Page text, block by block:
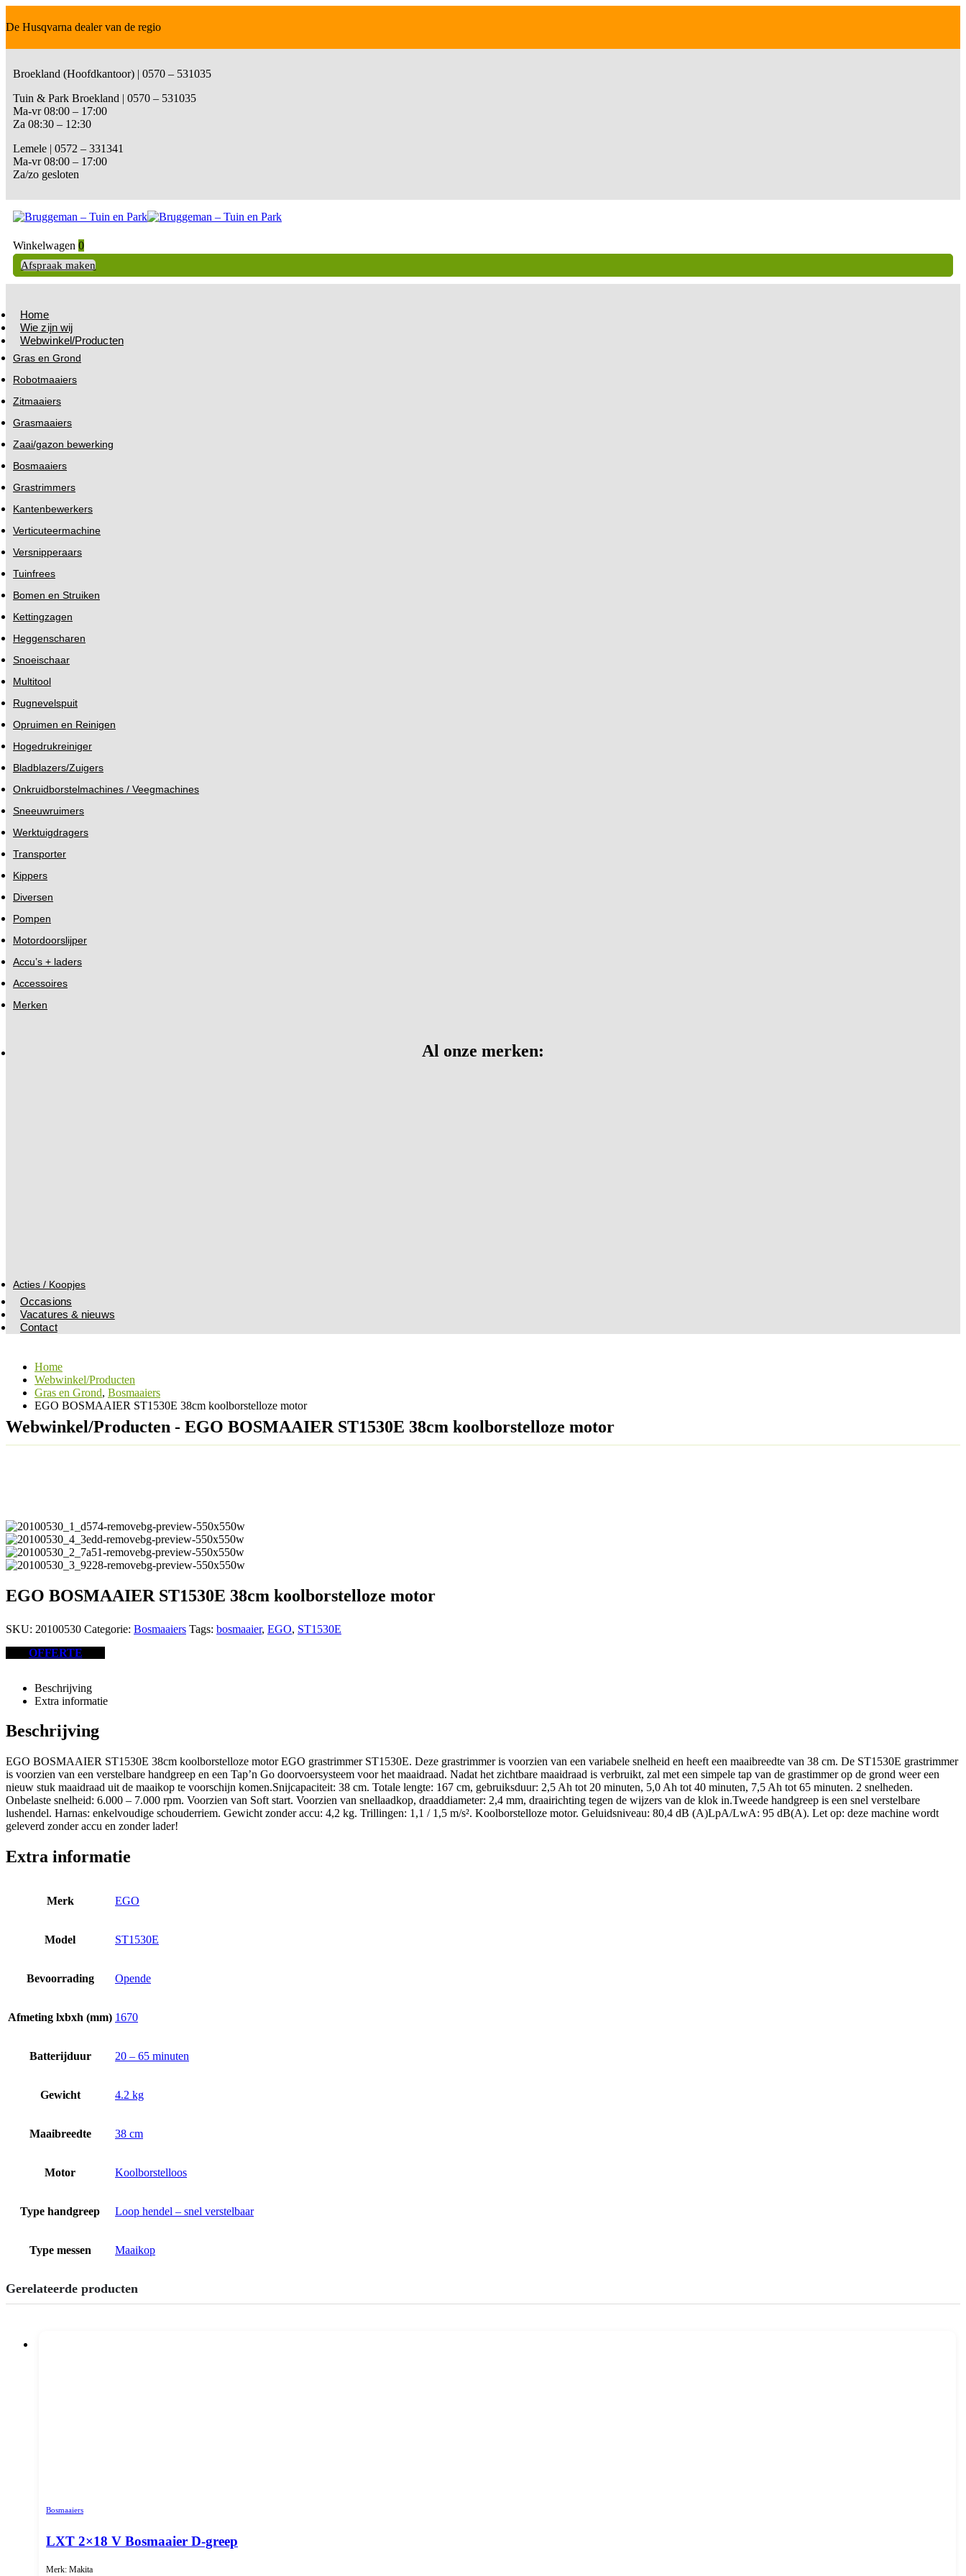
De Husqvarna dealer van de regio
Broekland (Hoofdkantoor) | 0570 – 531035
Tuin & Park Broekland | 0570 – 531035
Ma-vr 08:00 – 17:00
Za 08:30 – 12:30
Lemele | 0572 – 331341
Ma-vr 08:00 – 17:00
Za/zo gesloten
Winkelwagen 0
Afspraak maken
Home
Wie zijn wij
Webwinkel/Producten
Gras en Grond
Robotmaaiers
Zitmaaiers
Grasmaaiers
Zaai/gazon bewerking
Bosmaaiers
Grastrimmers
Kantenbewerkers
Verticuteermachine
Versnipperaars
Tuinfrees
Bomen en Struiken
Kettingzagen
Heggenscharen
Snoeischaar
Multitool
Rugnevelspuit
Opruimen en Reinigen
Hogedrukreiniger
Bladblazers/Zuigers
Onkruidborstelmachines / Veegmachines
Sneeuwruimers
Werktuigdragers
Transporter
Kippers
Diversen
Pompen
Motordoorslijper
Accu’s + laders
Accessoires
Merken
Al onze merken:
Acties / Koopjes
Occasions
Vacatures & nieuws
Contact
Home
Webwinkel/Producten
Gras en Grond, Bosmaaiers
EGO BOSMAAIER ST1530E 38cm koolborstelloze motor
Webwinkel/Producten - EGO BOSMAAIER ST1530E 38cm koolborstelloze motor
EGO BOSMAAIER ST1530E 38cm koolborstelloze motor
SKU: 20100530 Categorie: Bosmaaiers Tags: bosmaaier, EGO, ST1530E
OFFERTE
Beschrijving
Extra informatie
Beschrijving
EGO BOSMAAIER ST1530E 38cm koolborstelloze motor EGO grastrimmer ST1530E. Deze grastrimmer is voorzien van een variabele snelheid en heeft een maaibreedte van 38 cm. De ST1530E grastrimmer
is voorzien van een verstelbare handgreep en een Tap’n Go doorvoersysteem voor het maaidraad. Nadat het zichtbare maaidraad is verbruikt, zal met een simpele tap van de grastimmer op de grond weer een
nieuw stuk maaidraad uit de maaikop te voorschijn komen.Snijcapaciteit: 38 cm. Totale lengte: 167 cm, gebruiksduur: 2,5 Ah tot 20 minuten, 5,0 Ah tot 40 minuten, 7,5 Ah tot 65 minuten. 2 snelheden.
Onbelaste snelheid: 6.000 – 7.000 rpm. Voorzien van Soft start. Voorzien van snellaadkop, draaddiameter: 2,4 mm, draairichting tegen de wijzers van de klok in.Tweede handgreep is een snel verstelbare
lushendel. Harnas: enkelvoudige schouderriem. Gewicht zonder accu: 4,2 kg. Trillingen: 1,1 / 1,5 m/s². Koolborstelloze motor. Geluidsniveau: 80,4 dB (A)LpA/LwA: 95 dB(A). Let op: deze machine wordt
geleverd zonder accu en zonder lader!
Extra informatie
Merk EGO
Model ST1530E
Bevoorrading Opende
Afmeting lxbxh (mm) 1670
Batterijduur 20 – 65 minuten
Gewicht 4.2 kg
Maaibreedte 38 cm
Motor Koolborstelloos
Type handgreep Loop hendel – snel verstelbaar
Type messen Maaikop
Gerelateerde producten
Bosmaaiers
LXT 2×18 V Bosmaaier D-greep
Merk: Makita